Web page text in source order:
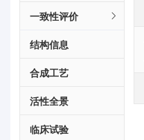
一致性评价
结构信息
合成工艺
活性全景
临床试验